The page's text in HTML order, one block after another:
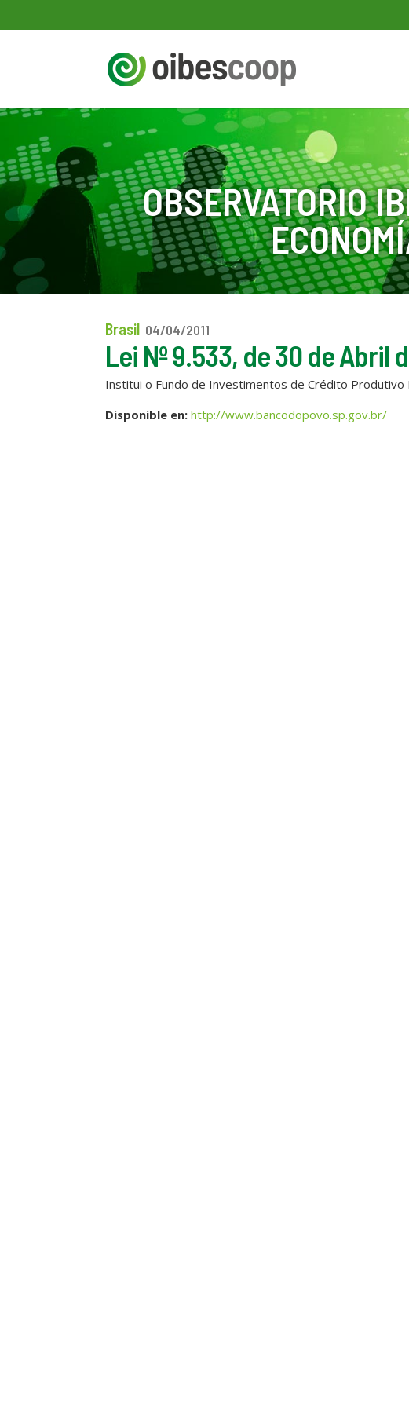
OBSERVATORIO
Brasil 04/04/2011
Lei Nº 9.533, de 30 de Abril
Institui o Fundo de Investimentos de Crédito Produtivo
Disponible en:http://www.bancodopovo.sp.gov.br/